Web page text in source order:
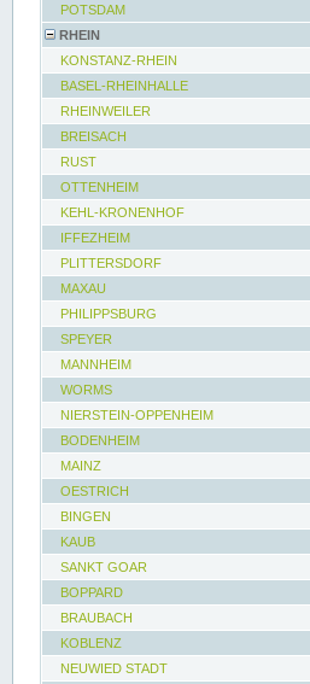
POTSDAM
RHEIN
KONSTANZ-RHEIN
BASEL-RHEINHALLE
RHEINWEILER
BREISACH
RUST
OTTENHEIM
KEHL-KRONENHOF
IFFEZHEIM
PLITTERSDORF
MAXAU
PHILIPPSBURG
SPEYER
MANNHEIM
WORMS
NIERSTEIN-OPPENHEIM
BODENHEIM
MAINZ
OESTRICH
BINGEN
KAUB
SANKT GOAR
BOPPARD
BRAUBACH
KOBLENZ
NEUWIED STADT